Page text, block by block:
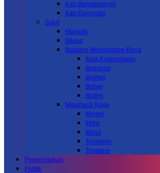
Kab.Bonebolango
Kab.Gorontalo
Sulut
Manado
Bitung
Bolaang Mongondow Raya
Kota Kotamobagu
Bolmong
Bolmut
Bolsel
Boltim
Minahasa Raya
Minsel
Mitra
Minut
Tomohon
Tondano
Pemerintahan
Politik